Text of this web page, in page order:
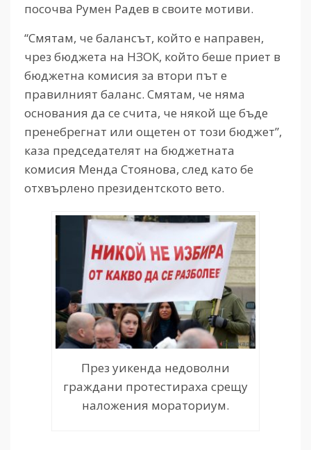
посочва Румен Радев в своите мотиви.
“Смятам, че балансът, който е направен,
чрез бюджета на НЗОК, който беше приет в
бюджетна комисия за втори път е
правилният баланс. Смятам, че няма
основания да се счита, че някой ще бъде
пренебрегнат или ощетен от този бюджет”,
каза председателят на бюджетната
комисия Менда Стоянова, след като бе
отхвърлено президентското вето.
През уикенда недоволни
граждани протестираха срещу
наложения мораториум.